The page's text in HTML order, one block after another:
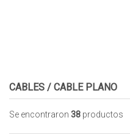
CABLES / CABLE PLANO
Se encontraron 38 productos